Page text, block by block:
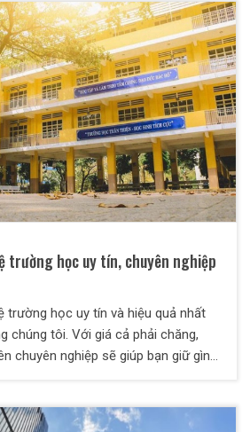
trách nhiệm và chăm sóc tốt vấn
trường học uy tín, chuyên nghiệp
trường học uy tín và hiệu quả nhất
chúng tôi. Với giá cả phải chăng,
chuyên nghiệp sẽ giúp bạn giữ gìn